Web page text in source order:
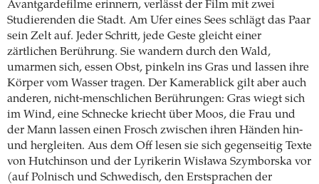
Avantgardefilme erinnern, verlässt der Film mit zwei
Studierenden die Stadt. Am Ufer eines Sees schlägt das Paar
sein Zelt auf. Jeder Schritt, jede Geste gleicht einer
zärtlichen Berührung. Sie wandern durch den Wald,
umarmen sich, essen Obst, pinkeln ins Gras und lassen ihre
Körper vom Wasser tragen. Der Kamerablick gilt aber auch
anderen, nicht-menschlichen Berührungen: Gras wiegt sich
im Wind, eine Schnecke kriecht über Moos, die Frau und
der Mann lassen einen Frosch zwischen ihren Händen hin-
und hergleiten. Aus dem Off lesen sie sich gegenseitig Texte
von Hutchinson und der Lyrikerin Wisława Szymborska vor
(auf Polnisch und Schwedisch, den Erstsprachen der